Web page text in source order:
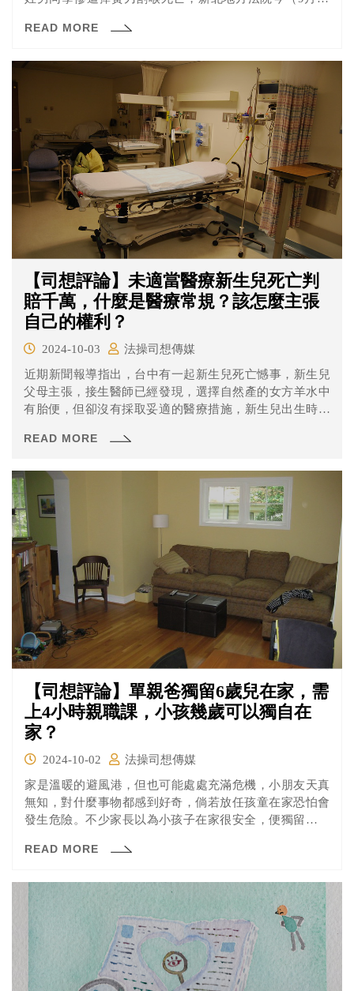
少年9年徒刑，林姓少女8年徒刑，還可上訴。
READ MORE
【司想評論】未適當醫療新生兒死亡判
賠千萬，什麼是醫療常規？該怎麼主張
自己的權利？
2024-10-03
法操司想傳媒
​近期新聞報導指出，台中有一起新生兒死亡憾事，新生兒
父母主張，接生醫師已經發現，選擇自然產的女方羊水中
有胎便，但卻沒有採取妥適的醫療措施，新生兒出生時已
及醫師民事判決要賠新台幣1400多萬元。
READ MORE
【司想評論】單親爸獨留6歲兒在家，需
上4小時親職課，小孩幾歲可以獨自在
家？
2024-10-02
法操司想傳媒
​家是溫暖的避風港，但也可能處處充滿危機，小朋友天真
無知，對什麼事物都感到好奇，倘若放任孩童在家恐怕會
發生危險。不少家長以為小孩子在家很安全，便獨留小孩
新聞報導指出，苗栗縣頭份市一名六歲女童，從十五樓高
及過失致死罪刑責。
READ MORE